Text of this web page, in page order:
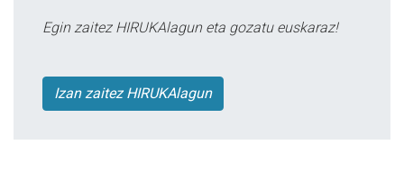
Egin zaitez HIRUKAlagun eta gozatu euskaraz!
Izan zaitez HIRUKAlagun